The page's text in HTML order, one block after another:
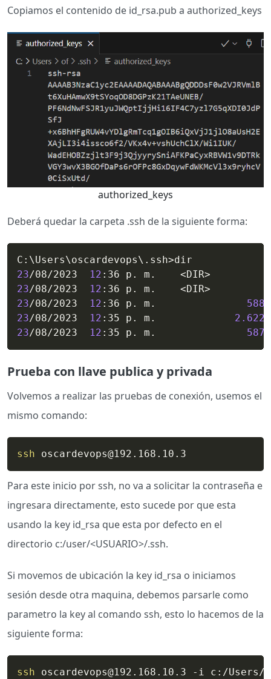
Copiamos el contenido de id_rsa.pub a authorized_keys
authorized_keys
Deberá quedar la carpeta .ssh de la siguiente forma:
C: \Users\oscardevops\ .ssh>
23/08/2023 12 :36 p. m. <DIR>
23/08/2023 12 :36 p. m. <DIR>
23/08/2023 12 :36 p. m. 588
23/08/2023 12 :35 p. m. 2.622
23/08/2023 12 :35 p. m. 587
Prueba con llave publica y privada
Volvemos a realizar las pruebas de conexión, usemos el
mismo comando:
ssh oscardevops@192.168.10.3
Para este inicio por ssh, no va a solicitar la contraseña e
ingresara directamente, esto sucede por que esta
usando la key id_rsa que esta por defecto en el
directorio c:/user/<USUARIO>/.ssh.
Si movemos de ubicación la key id_rsa o iniciamos
sesión desde otra maquina, debemos parsarle como
parametro la key al comando ssh, esto lo hacemos de la
siguiente forma:
ssh oscardevops@192.168.10.3 -i c:/Users/